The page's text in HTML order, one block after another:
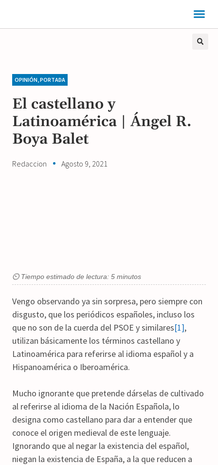
OPINIÓN PORTADA
El castellano y
Latinoamérica | Ángel R.
Boya Balet
Redaccion Agosto 9, 2021
⏲ Tiempo estimado de lectura: 5 minutos
Vengo observando ya sin sorpresa, pero siempre con
disgusto, que los periódicos españoles, incluso los
que no son de la cuerda del PSOE y similares[1],
utilizan básicamente los términos castellano y
Latinoamérica para referirse al idioma español y a
Hispanoamérica o Iberoamérica.
Mucho ignorante que pretende dárselas de cultivado
al referirse al idioma de la Nación Española, lo
designa como castellano para dar a entender que
conoce el origen medieval de este lenguaje.
Ignorando que al negar la existencia del español,
niegan la existencia de España, a la que reducen a